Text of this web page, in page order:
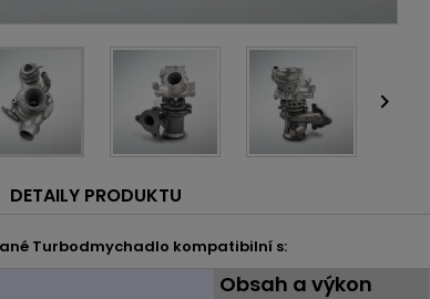

DETAILY PRODUKTU
Turbodmychadlo kompatibilní s:
Obsah a výkon